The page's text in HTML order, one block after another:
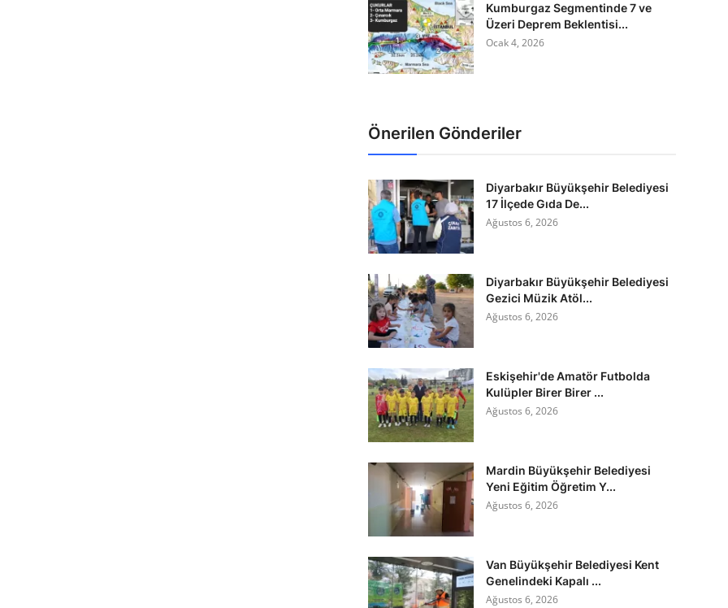
Kumburgaz Segmentinde 7 ve
Üzeri Deprem Beklentisi...
Ocak 4, 2026
Önerilen Gönderiler
Diyarbakır Büyükşehir Belediyesi
17 İlçede Gıda De...
Ağustos 6, 2026
Diyarbakır Büyükşehir Belediyesi
Gezici Müzik Atöl...
Ağustos 6, 2026
Eskişehir'de Amatör Futbolda
Kulüpler Birer Birer ...
Ağustos 6, 2026
Mardin Büyükşehir Belediyesi
Yeni Eğitim Öğretim Y...
Ağustos 6, 2026
Van Büyükşehir Belediyesi Kent
Genelindeki Kapalı ...
Ağustos 6, 2026